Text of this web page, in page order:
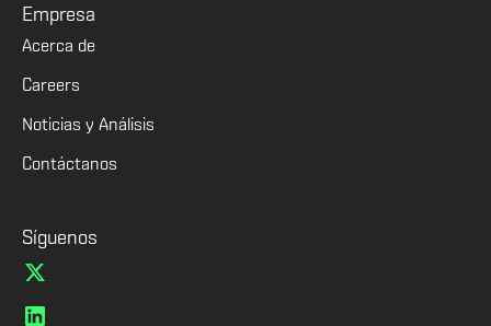
Empresa
Acerca de
Careers
Noticias y Análisis
Contáctanos
Síguenos